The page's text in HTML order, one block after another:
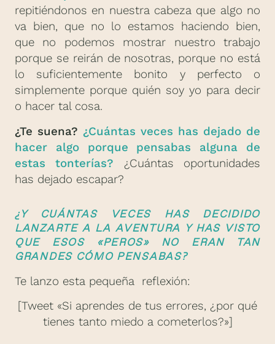
repitiéndonos en nuestra cabeza que algo no
va bien, que no lo estamos haciendo bien,
que no podemos mostrar nuestro trabajo
porque se reirán de nosotras, porque no está
lo suficientemente bonito y perfecto o
simplemente porque quién soy yo para decir
o hacer tal cosa.
¿Te suena? ¿Cuántas veces has dejado de
hacer algo porque pensabas alguna de
estas tonterías? ¿Cuántas oportunidades
has dejado escapar?
¿Y CUÁNTAS VECES HAS DECIDIDO
LANZARTE A LA AVENTURA Y HAS VISTO
QUE ESOS «PEROS» NO ERAN TAN
GRANDES CÓMO PENSABAS?
Te lanzo esta pequeña reflexión:
[Tweet «Si aprendes de tus errores, ¿por qué
tienes tanto miedo a cometerlos?»]